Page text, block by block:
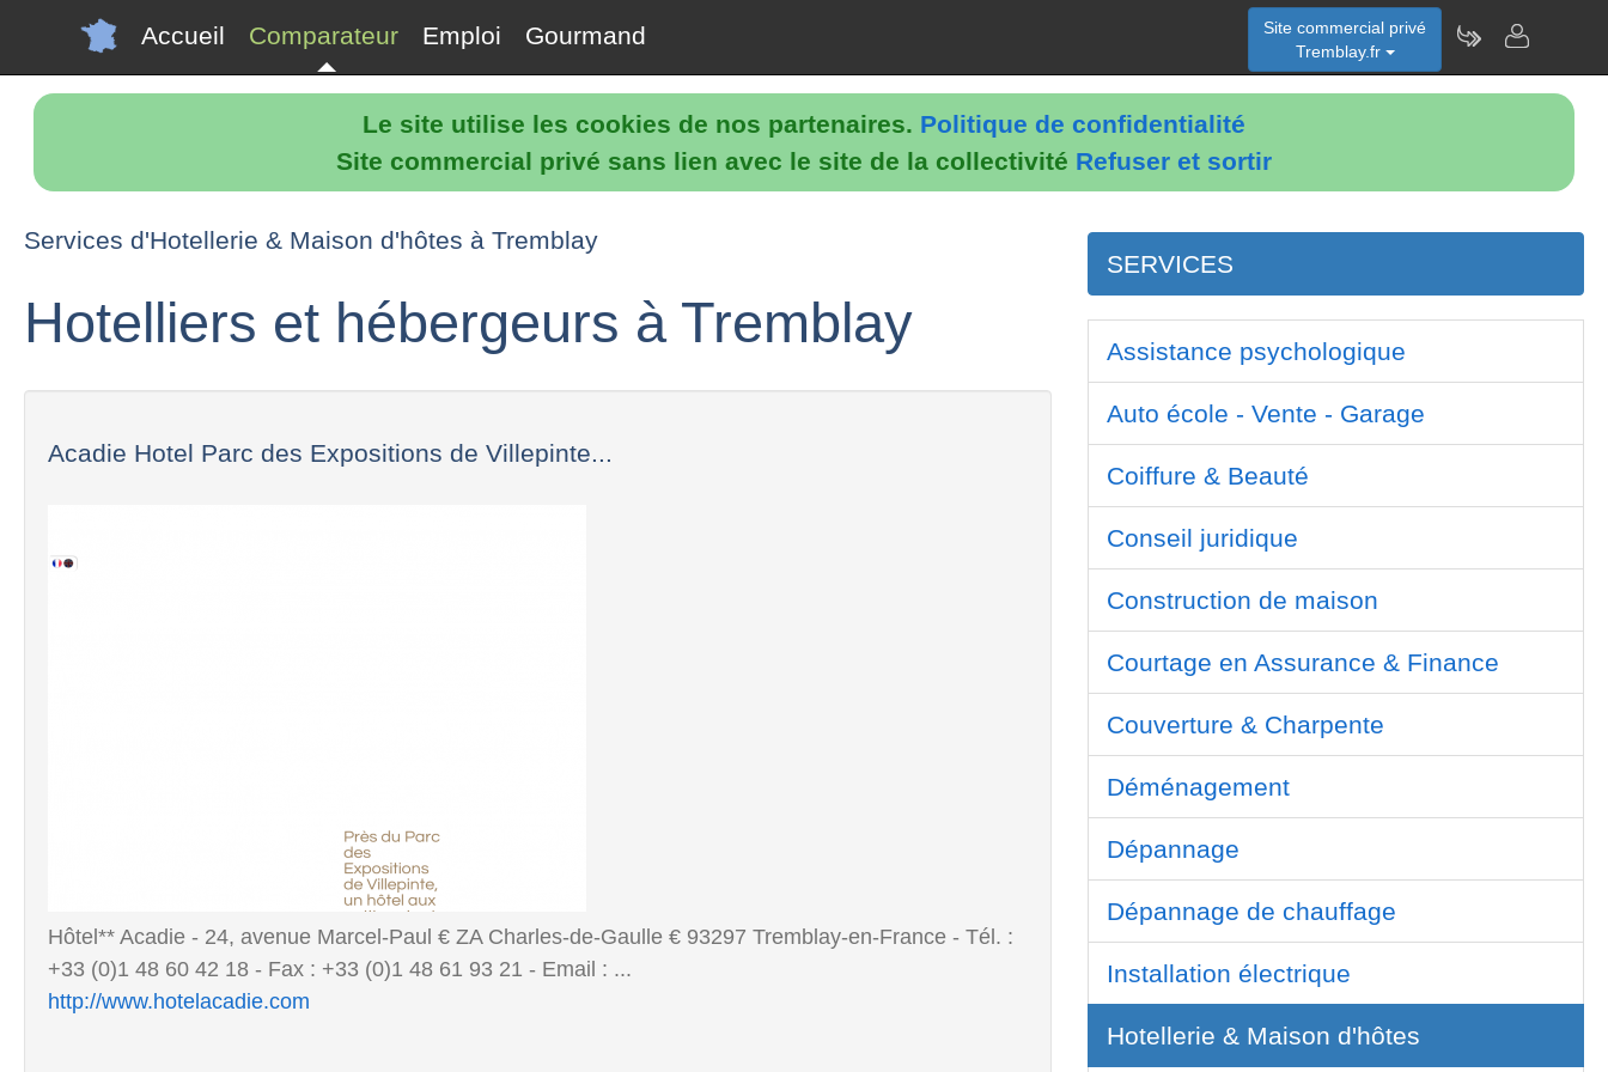
Le site utilise les cookies de nos partenaires. Politique de confidentialité
Site commercial privé sans lien avec le site de la collectivité Refuser et sortir
Accueil Comparateur Emploi Gourmand
Site commercial privé
Tremblay.fr
Services d'Hotellerie & Maison d'hôtes à Tremblay
Hotelliers et hébergeurs à Tremblay
Acadie Hotel Parc des Expositions de Villepinte...
Hôtel** Acadie - 24, avenue Marcel-Paul € ZA Charles-de-Gaulle € 93297 Tremblay-en-France - Tél. :
+33 (0)1 48 60 42 18 - Fax : +33 (0)1 48 61 93 21 - Email : ...
http://www.hotelacadie.com
SERVICES
Assistance psychologique
Auto école - Vente - Garage
Coiffure & Beauté
Conseil juridique
Construction de maison
Courtage en Assurance & Finance
Couverture & Charpente
Déménagement
Dépannage
Dépannage de chauffage
Installation électrique
Hotellerie & Maison d'hôtes